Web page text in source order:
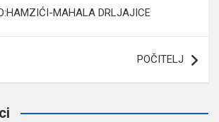
MAHALA DRLJAJICE
POČITELJ